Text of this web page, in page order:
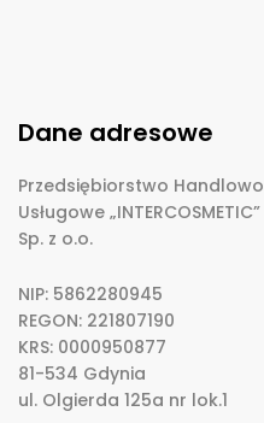
Dane adresowe
Przedsiębiorstwo Handlowo
Usługowe „INTERCOSMETIC”
Sp. z o.o.
NIP: 5862280945
REGON: 221807190
KRS: 0000950877
81-534 Gdynia
ul. Olgierda 125a nr lok.1